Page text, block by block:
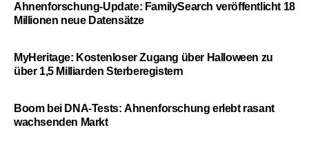
Ahnenforschung-Update: FamilySearch veröffentlicht 18
Millionen neue Datensätze
MyHeritage: Kostenloser Zugang über Halloween zu
über 1,5 Milliarden Sterberegistern
Boom bei DNA-Tests: Ahnenforschung erlebt rasant
wachsenden Markt